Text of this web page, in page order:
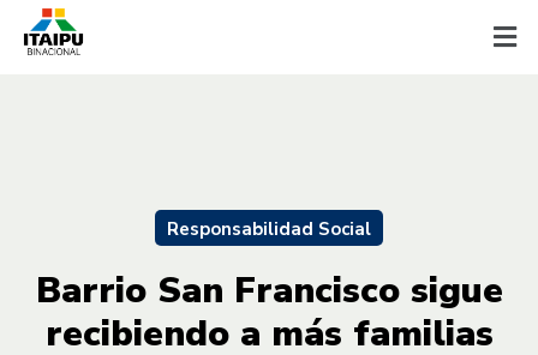
Responsabilidad Social
Barrio San Francisco sigue
recibiendo a más familias